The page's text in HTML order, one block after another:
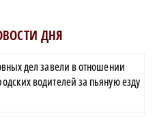
ДНЯ
дел завели в отношении
водителей за пьяную езду